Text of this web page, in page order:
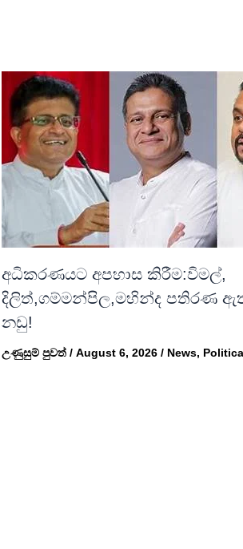
අධිකරණයට අපහාස කිරීම:විමල්,
දිලිත්,ගම්මන්පිල,මහින්ද පතිරණ
නඩු!
උණුසුම් පුවත්/ August 6, 2026 / News,